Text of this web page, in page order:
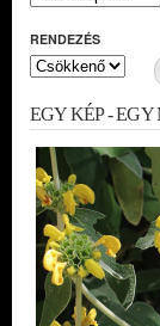
RENDEZÉS
EGY KÉP -